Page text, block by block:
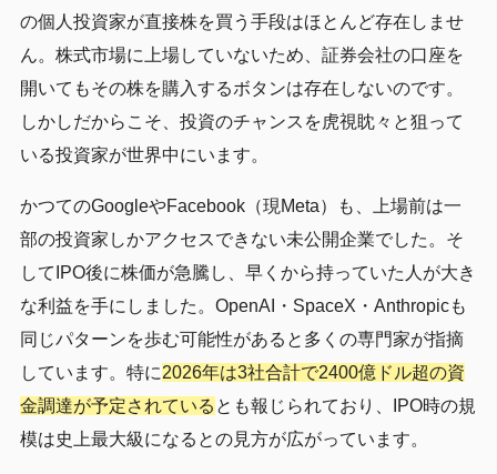
の個人投資家が直接株を買う手段はほとんど存在しませ
ん。株式市場に上場していないため、証券会社の口座を
開いてもその株を購入するボタンは存在しないのです。
しかしだからこそ、投資のチャンスを虎視眈々と狙って
いる投資家が世界中にいます。
かつてのGoogleやFacebook（現Meta）も、上場前は一
部の投資家しかアクセスできない未公開企業でした。そ
してIPO後に株価が急騰し、早くから持っていた人が大き
な利益を手にしました。OpenAI・SpaceX・Anthropicも
同じパターンを歩む可能性があると多くの専門家が指摘
しています。特に2026年は3社合計で2400億ドル超の資
金調達が予定されている とも報じられており、IPO時の規
模は史上最大級になるとの見方が広がっています。